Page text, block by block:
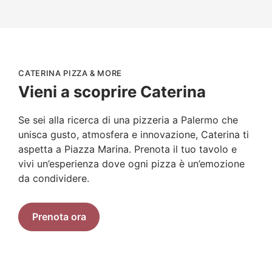
CATERINA PIZZA & MORE
Vieni a scoprire Caterina
Se sei alla ricerca di una pizzeria a Palermo che
unisca gusto, atmosfera e innovazione, Caterina ti
aspetta a Piazza Marina. Prenota il tuo tavolo e
vivi un’esperienza dove ogni pizza è un’emozione
da condividere.
Prenota ora
Questo sito web utilizza
cookie
Questo sito web utilizza i cookie per migliorare
la tua esperienza di navigazione. Utilizzando il
nostro sito web acconsenti a tutti i cookie in
STRETTAMENTE NECESSARI